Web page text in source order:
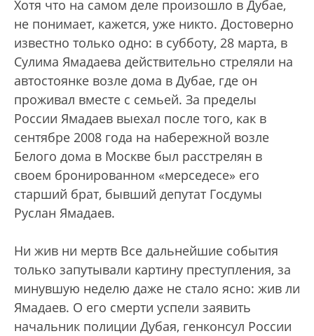
Хотя что на самом деле произошло в Дубае,
не понимает, кажется, уже никто. Достоверно
известно только одно: в субботу, 28 марта, в
Сулима Ямадаева действительно стреляли на
автостоянке возле дома в Дубае, где он
проживал вместе с семьей. За пределы
России Ямадаев выехал после того, как в
сентябре 2008 года на набережной возле
Белого дома в Москве был расстрелян в
своем бронированном «мерседесе» его
старший брат, бывший депутат Госдумы
Руслан Ямадаев.
Ни жив ни мертв Все дальнейшие события
только запутывали картину преступления, за
минувшую неделю даже не стало ясно: жив ли
Ямадаев. О его смерти успели заявить
начальник полиции Дубая, генконсул России